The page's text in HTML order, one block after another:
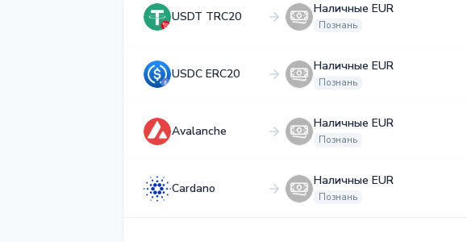
USDT TRC20
Наличные EUR
Познань
USDC ERC20
Наличные EUR
Познань
Avalanche
Наличные EUR
Познань
Cardano
Наличные EUR
Познань